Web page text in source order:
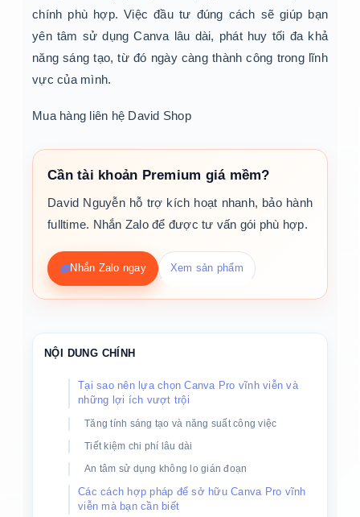
chính phù hợp. Việc đầu tư đúng cách sẽ giúp bạn
yên tâm sử dụng Canva lâu dài, phát huy tối đa khả
năng sáng tạo, từ đó ngày càng thành công trong lĩnh
vực của mình.
Mua hàng liên hệ David Shop
Cần tài khoản Premium giá mềm?
David Nguyễn hỗ trợ kích hoạt nhanh, bảo hành
fulltime. Nhắn Zalo để được tư vấn gói phù hợp.
Nhắn Zalo ngay Xem sản phẩm
NỘI DUNG CHÍNH
Tại sao nên lựa chọn Canva Pro vĩnh viễn và
những lợi ích vượt trội
Tăng tính sáng tạo và năng suất công việc
Tiết kiệm chi phí lâu dài
An tâm sử dụng không lo gián đoạn
Các cách hợp pháp để sở hữu Canva Pro vĩnh
viễn mà bạn cần biết